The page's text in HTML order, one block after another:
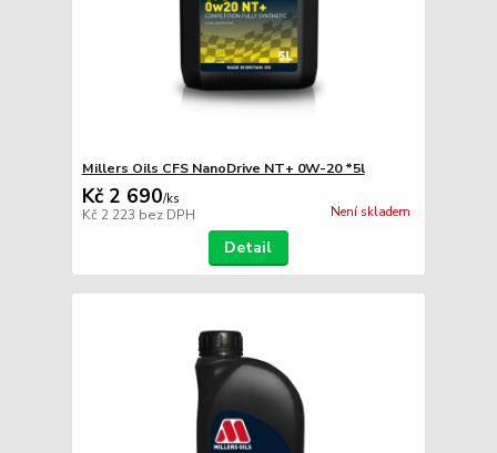
Millers Oils CFS NanoDrive NT+ 0W-20 *5l
Kč 2 690/ks
Kč 2 223 bez DPH Není skladem
Detail